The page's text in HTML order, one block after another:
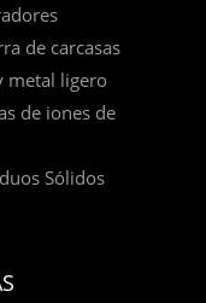
de carcasas
metal ligero
de iones de
Sólidos